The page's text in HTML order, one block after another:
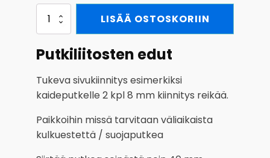
Seinäkiinnike
irroitettavalle
putkelle
42,4
mm
LISÄÄ OSTOSKORIIN
Putkiliitosten edut
Tukeva sivukiinnitys esimerkiksi
kaideputkelle 2 kpl 8 mm kiinnitys reikää.
Paikkoihin missä tarvitaan väliaikaista
kulkuestettä / suojaputkea